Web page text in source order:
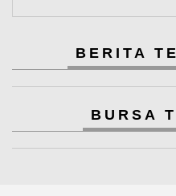
BERITA
BURSA